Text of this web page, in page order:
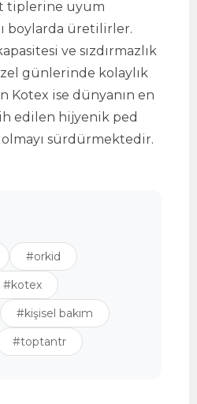
tiplerine uyum
boylarda üretilirler.
ve sızdırmazlık
günlerinde kolaylık
Kotex ise dünyanın en
edilen hijyenik ped
sürdürmektedir.
#orkid
#kotex
#kişisel bakım
#toptantr